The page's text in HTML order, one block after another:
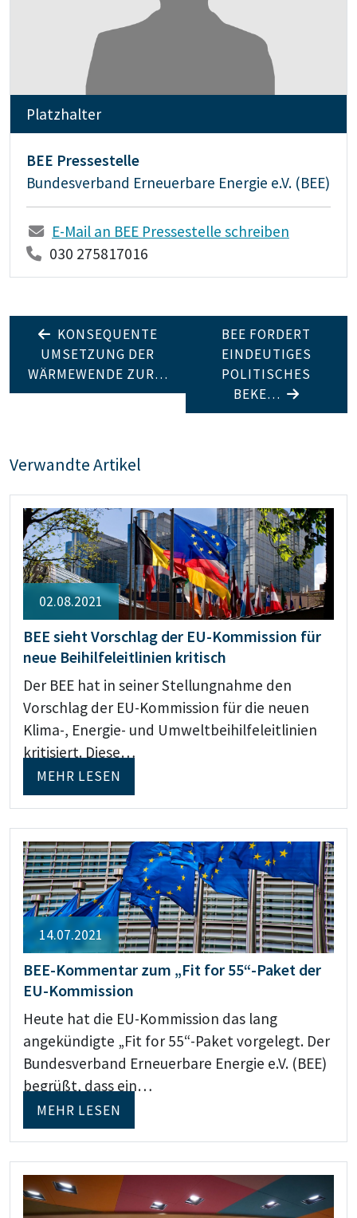
Platzhalter
BEE Pressestelle
Bundesverband Erneuerbare Energie e.V. (BEE)
E-Mail an BEE Pressestelle schreiben
030 275817016
KONSEQUENTE
UMSETZUNG DER
WÄRMEWENDE ZUR…
BEE FORDERT
EINDEUTIGES
POLITISCHES
BEKE…
Verwandte Artikel
02.08.2021
BEE sieht Vorschlag der EU-Kommission für
neue Beihilfeleitlinien kritisch
Der BEE hat in seiner Stellungnahme den
Vorschlag der EU-Kommission für die neuen
Klima-, Energie- und Umweltbeihilfeleitlinien
kritisiert. Diese…
MEHR LESEN
14.07.2021
BEE-Kommentar zum „Fit for 55“-Paket der
EU-Kommission
Heute hat die EU-Kommission das lang
angekündigte „Fit for 55“-Paket vorgelegt. Der
Bundesverband Erneuerbare Energie e.V. (BEE)
begrüßt, dass ein…
MEHR LESEN